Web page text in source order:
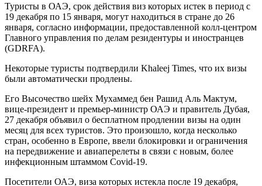
Туристы в ОАЭ, срок действия виз которых истек в период с
19 декабря по 15 января, могут находиться в стране до 26
января, согласно информации, предоставленной колл-центром
Главного управления по делам резидентуры и иностранцев
(GDRFA).
Некоторые туристы подтвердили Khaleej Times, что их визы
были автоматически продлены.
Его Высочество шейх Мухаммед бен Рашид Аль Мактум,
вице-президент и премьер-министр ОАЭ и правитель Дубая,
27 декабря объявил о бесплатном продлении визы на один
месяц для всех туристов. Это произошло, когда несколько
стран, особенно в Европе, ввели блокировки и ограничения
на передвижение и авиаперелеты в связи с новым, более
инфекционным штаммом Covid-19.
Посетители ОАЭ, виза которых истекла после 19 декабря,